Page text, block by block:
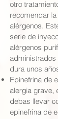
otro
recomendar
alérgenos.
serie de
alérgenos
administrados
dura unos
Epinefrina de
alergia grave,
debas llevar
epinefrina de